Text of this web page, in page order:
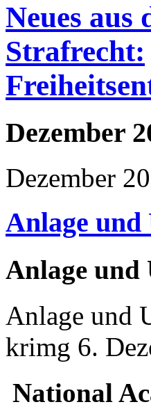
Neues
Strafrecht:
Dezember
Dezember
Anlage und
Anlage und
Anlage und
krimg 6.
National